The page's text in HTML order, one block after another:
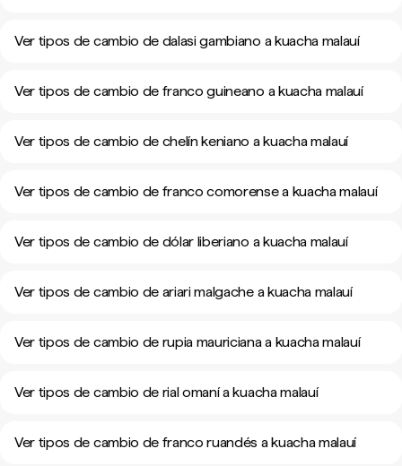
Ver tipos de cambio de dalasi gambiano a kuacha malauí
Ver tipos de cambio de franco guineano a kuacha malauí
Ver tipos de cambio de chelín keniano a kuacha malauí
Ver tipos de cambio de franco comorense a kuacha malauí
Ver tipos de cambio de dólar liberiano a kuacha malauí
Ver tipos de cambio de ariari malgache a kuacha malauí
Ver tipos de cambio de rupia mauriciana a kuacha malauí
Ver tipos de cambio de rial omaní a kuacha malauí
Ver tipos de cambio de franco ruandés a kuacha malauí